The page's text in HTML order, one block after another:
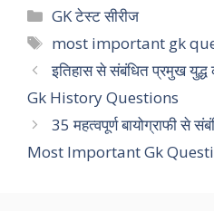
c
e
b
o
o
k
a
t
s
A
p
p
i
t
t
e
r
k
e
d
n
Categories
GK टेस्ट सीरीज
Tags
most important gk
इतिहास से संबंधित प्रमुख
Gk History Questions
35 महत्वपूर्ण बायोग्राफी से
Most Important Gk